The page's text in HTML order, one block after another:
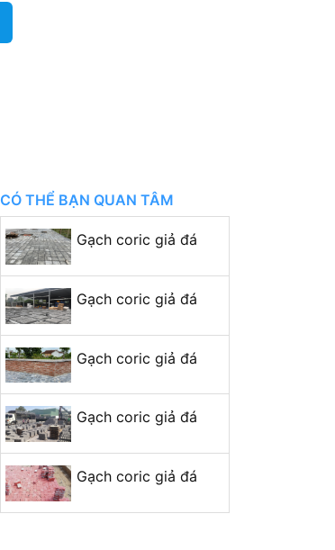
CÓ THỂ BẠN QUAN TÂM
Gạch coric giả đá
Gạch coric giả đá
Gạch coric giả đá
Gạch coric giả đá
Gạch coric giả đá